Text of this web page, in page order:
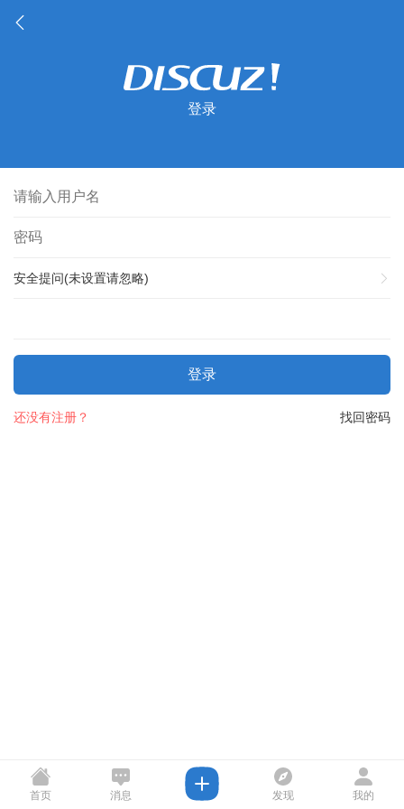
登录
安全提问(未设置请忽略)
登录
找回密码
还没有注册？
首页 消息 发现 我的